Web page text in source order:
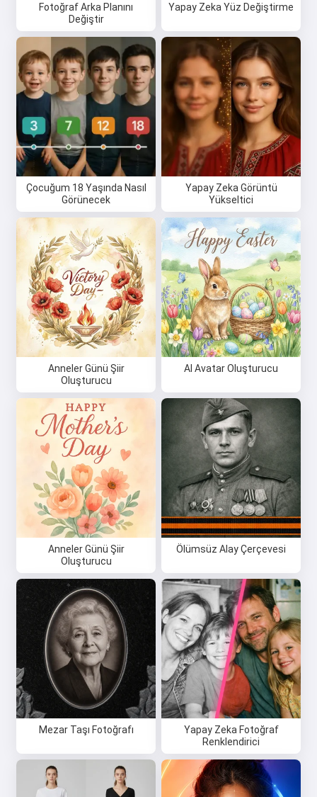
Fotoğraf Arka Planını
Değiştir
Yapay Zeka Yüz Değiştirme
Çocuğum 18 Yaşında Nasıl
Görünecek
Yapay Zeka Görüntü
Yükseltici
Anneler Günü Şiir
Oluşturucu
AI Avatar Oluşturucu
Anneler Günü Şiir
Oluşturucu
Ölümsüz Alay Çerçevesi
Mezar Taşı Fotoğrafı
Yapay Zeka Fotoğraf
Renklendirici
Gizlilik Politikası